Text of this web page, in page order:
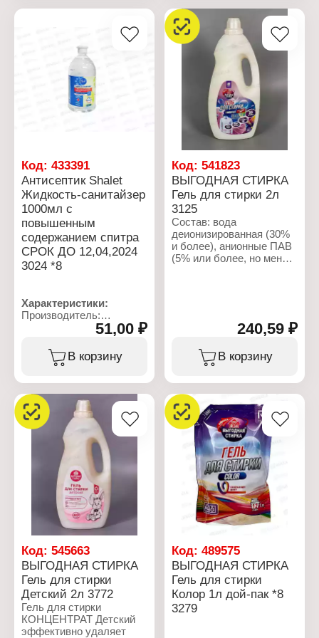
Ренессанс Косметик
Тип товара: Средство
для стирки
Вариация: Гель для
Название: "Color"
Объем: 5 л
Ренессанс Косметик
Бренд: Vishera
Артикул: 3559
Тип товара: Кондиционер
для белья
Название: "Mysterious
Особенность:
концентрированный
Объем: 900 мл
Код: 433391
Антисептик Shalet
Жидкость-санитайзер
1000мл с
повышенным
содержанием спитра
СРОК ДО 12,04,2024
3024 *8
Характеристики:
Производитель:
Ренессанс Косметик
Артикул: 3024
Тип товара: Антисептик
антибактериальным и
дезинфицирующим
эффектом
Вариация: санитайзер
Форма выпуска:
жидкость
Особенность: на основе
Объем: 1 л
51,00 ₽
В корзину
Код:541823
ВЫГОДНАЯ СТИРКА
Гель для стирки 2л
3125
Состав: вода
деионизированная (30%
и более), анионные ПАВ
(5% или более, но менее
гидроксид натрия (менее
натрия (менее 5%),
ароматизирующая
ЭДТА (менее 5%),
консервант (менее 5%),
замутнитель (менее 5%).
Характеристики:
Производитель:
Ренессанс Косметик
Бренд: Выгодная стирка
Артикул: 3125
Тип товара: Средство
для стирки
Вариация: "Универсал"
Объем: 2 л
Тип стирки: ручная,
машинная стирка
240,59 ₽
В корзину
Код: 545663
ВЫГОДНАЯ СТИРКА
Гель для стирки
Детский 2л 3772
Гель для стирки
КОНЦЕНТРАТ Детский
эффективно удаляет
Код:489575
ВЫГОДНАЯ СТИРКА
Гель для стирки
Колор 1л дой-пак *8
3279